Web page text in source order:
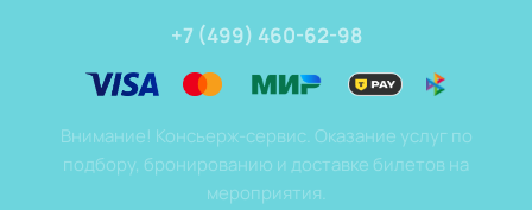
+7 (499) 460-62-98
Внимание! Консьерж-сервис. Оказание услуг по
подбору, бронированию и доставке билетов на
мероприятия.